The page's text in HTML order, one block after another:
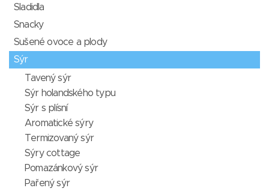
Sladidla
Snacky
Sušené ovoce a plody
Sýr
Tavený sýr
Sýr holandského typu
Sýr s plísní
Aromatické sýry
Termizovaný sýr
Sýry cottage
Pomazánkový sýr
Pařený sýr